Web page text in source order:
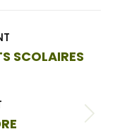
SCOLAIRES